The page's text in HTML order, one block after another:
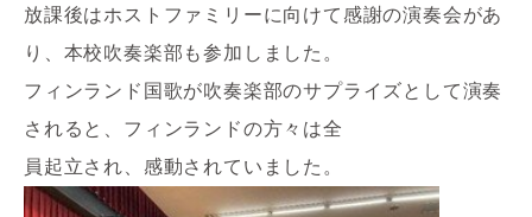
放課後はホストファミリーに向けて感謝の演奏会があ
り、本校吹奏楽部も参加しました。
フィンランド国歌が吹奏楽部のサプライズとして演奏
されると、フィンランドの方々は全
員起立され、感動されていました。